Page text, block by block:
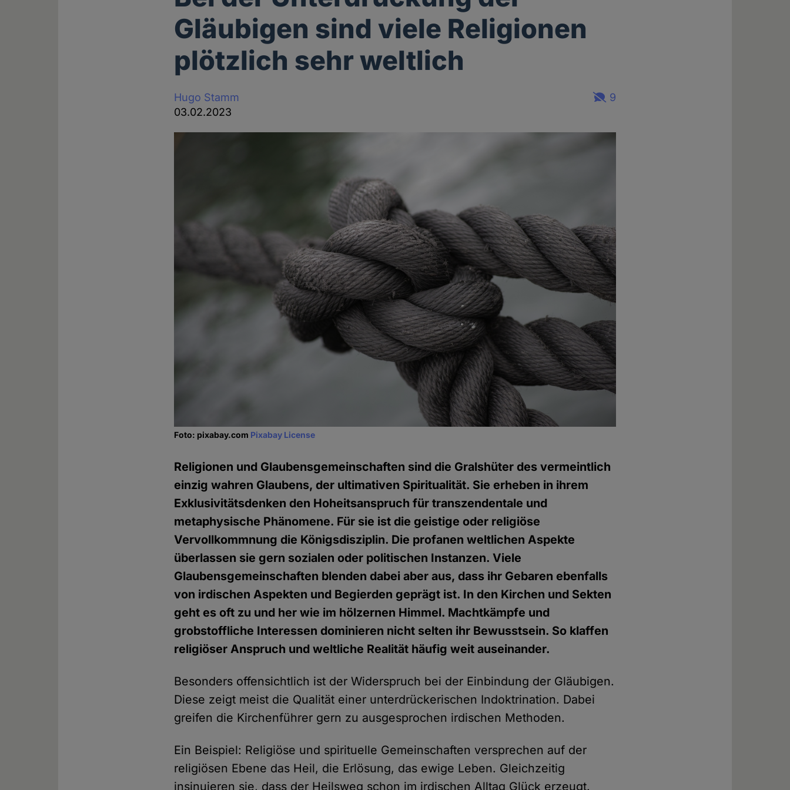
Gläubigen sind viele Religionen
plötzlich sehr weltlich
Hugo Stamm
03.02.2023
9
Foto: pixabay.com Pixabay License
Religionen und Glaubensgemeinschaften sind die Gralshüter des vermeintlich
einzig wahren Glaubens, der ultimativen Spiritualität. Sie erheben in ihrem
Exklusivitätsdenken den Hoheitsanspruch für transzendentale und
metaphysische Phänomene. Für sie ist die geistige oder religiöse
Vervollkommnung die Königsdisziplin. Die profanen weltlichen Aspekte
überlassen sie gern sozialen oder politischen Instanzen. Viele
Glaubensgemeinschaften blenden dabei aber aus, dass ihr Gebaren ebenfalls
von irdischen Aspekten und Begierden geprägt ist. In den Kirchen und Sekten
geht es oft zu und her wie im hölzernen Himmel. Machtkämpfe und
grobstoffliche Interessen dominieren nicht selten ihr Bewusstsein. So klaffen
religiöser Anspruch und weltliche Realität häufig weit auseinander.
Besonders offensichtlich ist der Widerspruch bei der Einbindung der Gläubigen.
Diese zeigt meist die Qualität einer unterdrückerischen Indoktrination. Dabei
greifen die Kirchenführer gern zu ausgesprochen irdischen Methoden.
Ein Beispiel: Religiöse und spirituelle Gemeinschaften versprechen auf der
religiösen Ebene das Heil, die Erlösung, das ewige Leben. Gleichzeitig
insinuieren sie, dass der Heilsweg schon im irdischen Alltag Glück erzeugt.